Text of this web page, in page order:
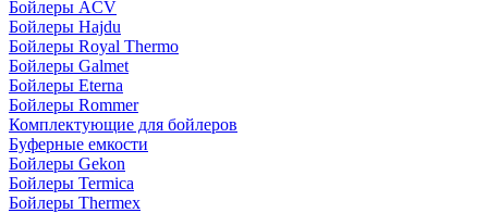
Бойлеры ACV
Бойлеры Hajdu
Бойлеры Royal Thermo
Бойлеры Galmet
Бойлеры Eterna
Бойлеры Rommer
Комплектующие для бойлеров
Буферные емкости
Бойлеры Gekon
Бойлеры Termica
Бойлеры Thermex